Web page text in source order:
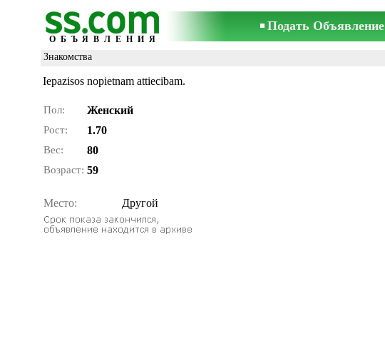
ОБЪЯВЛЕНИЯ
Подать Объявление
Знакомства
Iepazisos nopietnam attiecibam.
Пол: Женский
Рост: 1.70
Вес: 80
Возраст: 59
Место: Другой